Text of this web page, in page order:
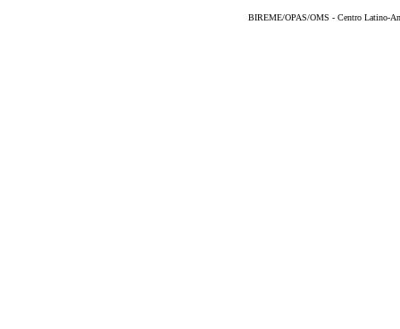
BIREME/OPAS/OMS - Centro Latino-